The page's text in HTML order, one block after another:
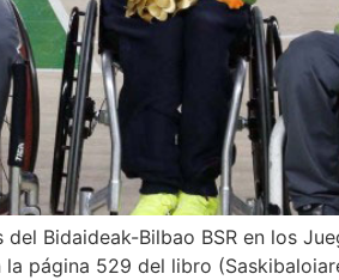
Bidaideak-Bilbao BSR en los
página 529 del libro